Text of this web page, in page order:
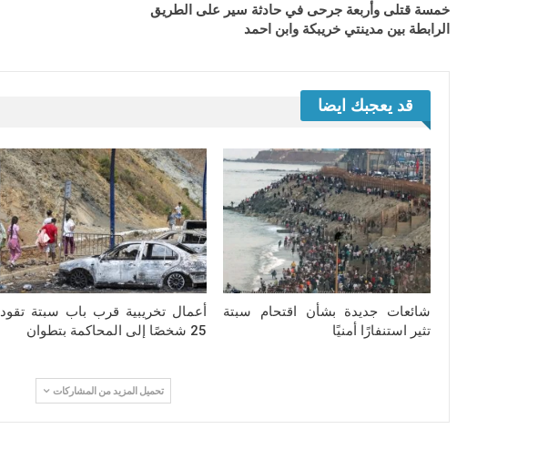
خمسة قتلى وأربعة جرحى في حادثة سير على الطريق
الرابطة بين مدينتي خريبكة وابن احمد
قد يعجبك ايضا
شائعات جديدة بشأن اقتحام سبتة
تثير استنفارًا أمنيًا
أعمال تخريبية قرب باب سبتة تقود
25 شخصًا إلى المحاكمة بتطوان
تحميل المزيد من المشاركات